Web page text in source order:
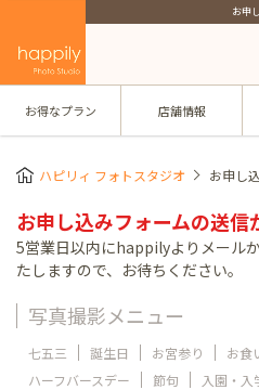
お申
お得なプラン 店舗情報
ハピリィ フォトスタジオ お申し
お申し込みフォームの送信
5営業日以内にhappilyよりメール
たしますので、お待ちください。
写真撮影メニュー
七五三 誕生日 お宮参り
お食
ハーフバースデー
節句
入園・入